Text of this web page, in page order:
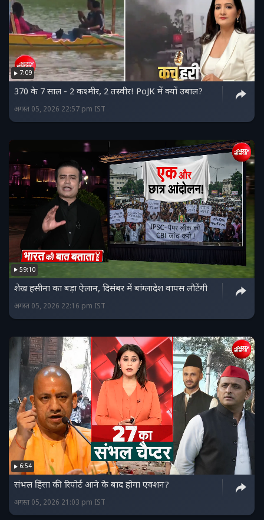
7:09
370 के 7 साल - 2 कश्मीर, 2 तस्वीर! PoJK में क्यों उबाल?
अगस्त 05, 2026 22:57 pm IST
59:10
शेख हसीना का बड़ा ऐलान, दिसंबर में बांग्लादेश वापस लौटेंगी
अगस्त 05, 2026 22:16 pm IST
6:54
संभल हिंसा की रिपोर्ट आने के बाद होगा एक्शन?
अगस्त 05, 2026 21:03 pm IST